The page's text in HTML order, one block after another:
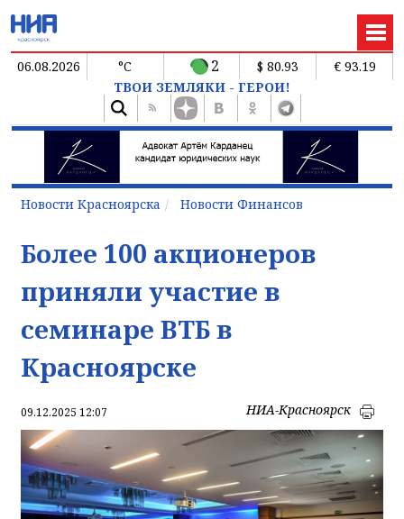
06.08.2026 °C 2 $ 80.93
€ 93.19
ТВОИ ЗЕМЛЯКИ - ГЕРОИ!
Новости Красноярска Новости Финансов
Более 100 акционеров
приняли участие в
семинаре ВТБ в
Красноярске
09.12.2025 12:07 НИА-Красноярск